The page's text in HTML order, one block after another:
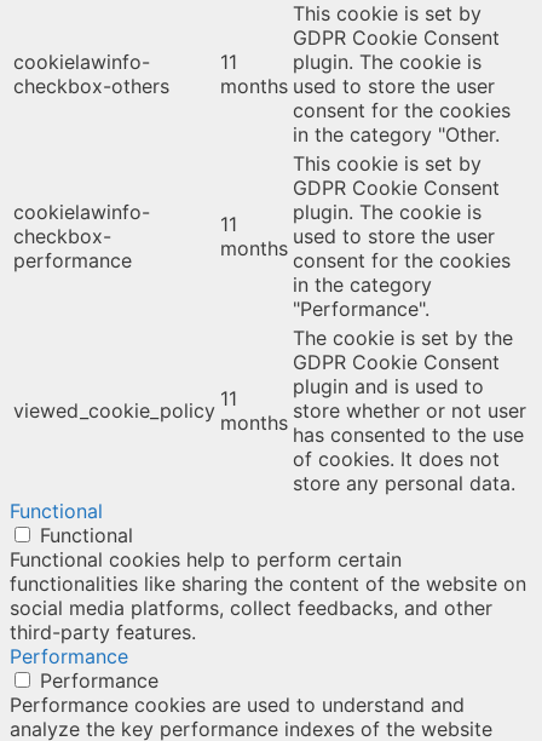
cookielawinfo-
checkbox-others
11
months
This cookie is set by
GDPR Cookie Consent
plugin. The cookie is
used to store the user
consent for the cookies
in the category "Other.
cookielawinfo-
checkbox-
performance
11
months
This cookie is set by
GDPR Cookie Consent
plugin. The cookie is
used to store the user
consent for the cookies
in the category
"Performance".
viewed_cookie_policy 11
months
The cookie is set by the
GDPR Cookie Consent
plugin and is used to
store whether or not user
has consented to the use
of cookies. It does not
store any personal data.
Functional
Functional
Functional cookies help to perform certain
functionalities like sharing the content of the website on
social media platforms, collect feedbacks, and other
third-party features.
Performance
Performance
Performance cookies are used to understand and
analyze the key performance indexes of the website